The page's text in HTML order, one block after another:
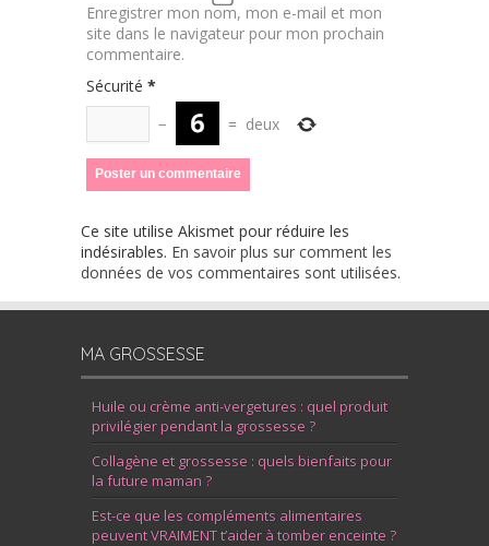
Enregistrer mon nom, mon e-mail et mon
site dans le navigateur pour mon prochain
commentaire.
Sécurité *
−
= deux
Ce site utilise Akismet pour réduire les
indésirables. En savoir plus sur comment les
données de vos commentaires sont utilisées.
MA GROSSESSE
Huile ou crème anti-vergetures : quel produit
privilégier pendant la grossesse ?
Collagène et grossesse : quels bienfaits pour
la future maman ?
Est-ce que les compléments alimentaires
peuvent VRAIMENT t’aider à tomber enceinte ?